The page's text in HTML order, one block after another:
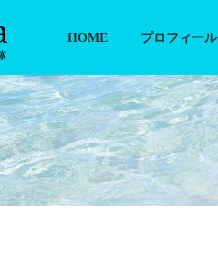
HOME プロフィール